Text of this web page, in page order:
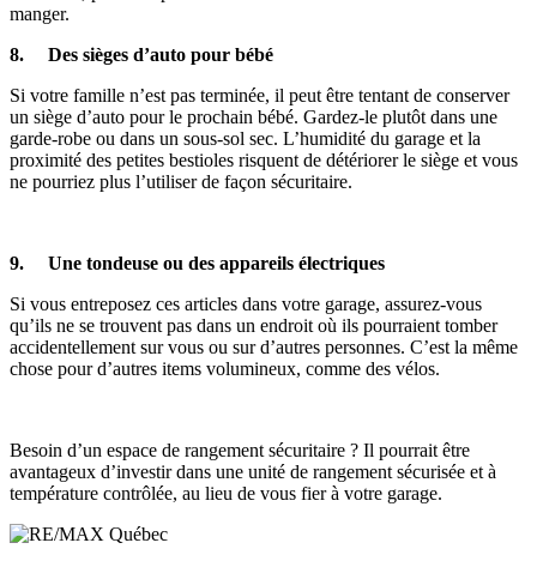
manger.
8. Des sièges d’auto pour bébé
Si votre famille n’est pas terminée, il peut être tentant de conserver
un siège d’auto pour le prochain bébé. Gardez-le plutôt dans une
garde-robe ou dans un sous-sol sec. L’humidité du garage et la
proximité des petites bestioles risquent de détériorer le siège et vous
ne pourriez plus l’utiliser de façon sécuritaire.
9. Une tondeuse ou des appareils électriques
Si vous entreposez ces articles dans votre garage, assurez-vous
qu’ils ne se trouvent pas dans un endroit où ils pourraient tomber
accidentellement sur vous ou sur d’autres personnes. C’est la même
chose pour d’autres items volumineux, comme des vélos.
Besoin d’un espace de rangement sécuritaire ? Il pourrait être
avantageux d’investir dans une unité de rangement sécurisée et à
température contrôlée, au lieu de vous fier à votre garage.